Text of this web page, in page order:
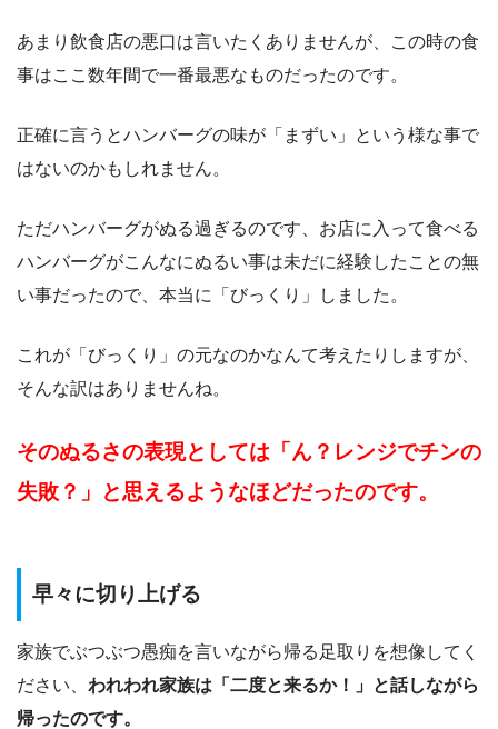
あまり飲食店の悪口は言いたくありませんが、この時の食
事はここ数年間で一番最悪なものだったのです。
正確に言うとハンバーグの味が「まずい」という様な事で
はないのかもしれません。
ただハンバーグがぬる過ぎるのです、お店に入って食べる
ハンバーグがこんなにぬるい事は未だに経験したことの無
い事だったので、本当に「びっくり」しました。
これが「びっくり」の元なのかなんて考えたりしますが、
そんな訳はありませんね。
そのぬるさの表現としては「ん？レンジでチンの
失敗？」と思えるようなほどだったのです。
早々に切り上げる
家族でぶつぶつ愚痴を言いながら帰る足取りを想像してく
ださい、 われわれ家族は「二度と来るか！」と話しながら
帰ったのです。